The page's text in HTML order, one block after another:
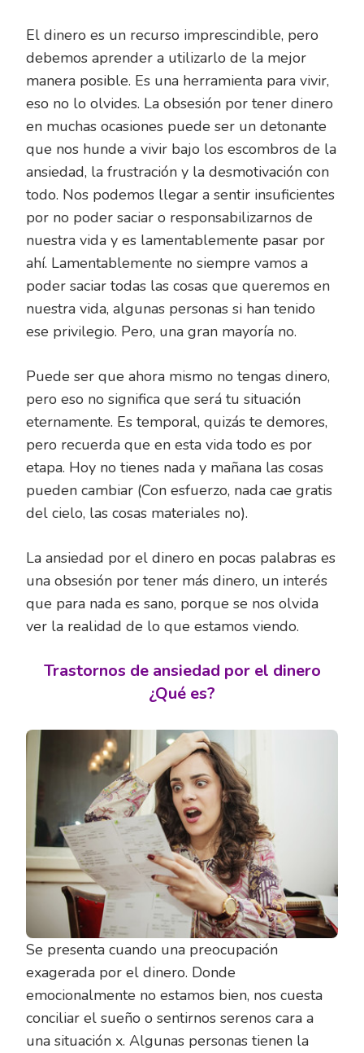
El dinero es un recurso imprescindible, pero
debemos aprender a utilizarlo de la mejor
manera posible. Es una herramienta para vivir,
eso no lo olvides. La obsesión por tener dinero
en muchas ocasiones puede ser un detonante
que nos hunde a vivir bajo los escombros de la
ansiedad, la frustración y la desmotivación con
todo. Nos podemos llegar a sentir insuficientes
por no poder saciar o responsabilizarnos de
nuestra vida y es lamentablemente pasar por
ahí. Lamentablemente no siempre vamos a
poder saciar todas las cosas que queremos en
nuestra vida, algunas personas si han tenido
ese privilegio. Pero, una gran mayoría no.
Puede ser que ahora mismo no tengas dinero,
pero eso no significa que será tu situación
eternamente. Es temporal, quizás te demores,
pero recuerda que en esta vida todo es por
etapa. Hoy no tienes nada y mañana las cosas
pueden cambiar (Con esfuerzo, nada cae gratis
del cielo, las cosas materiales no).
La ansiedad por el dinero en pocas palabras es
una obsesión por tener más dinero, un interés
que para nada es sano, porque se nos olvida
ver la realidad de lo que estamos viendo.
Trastornos de ansiedad por el dinero
¿Qué es?
Se presenta cuando una preocupación
exagerada por el dinero. Donde
emocionalmente no estamos bien, nos cuesta
conciliar el sueño o sentirnos serenos cara a
una situación x. Algunas personas tienen la